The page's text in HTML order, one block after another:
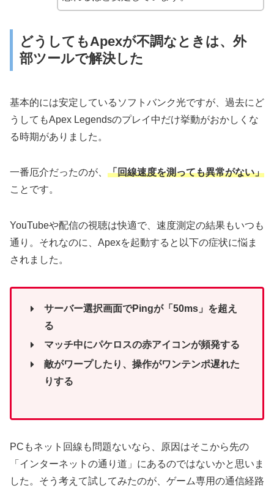
どうしてもApexが不調なときは、外
部ツールで解決した
基本的には安定しているソフトバンク光ですが、過去にど
うしてもApex Legendsのプレイ中だけ挙動がおかしくな
る時期がありました。
一番厄介だったのが、 「回線速度を測っても異常がない」
ことです。
YouTubeや配信の視聴は快適で、速度測定の結果もいつも
通り。それなのに、Apexを起動すると以下の症状に悩ま
されました。
サーバー選択画面でPingが「50ms」を超え
る
マッチ中にパケロスの赤アイコンが頻発する
敵がワープしたり、操作がワンテンポ遅れた
りする
PCもネット回線も問題ないなら、原因はそこから先の
「インターネットの通り道」にあるのではないかと思いま
した。そう考えて試してみたのが、ゲーム専用の通信経路